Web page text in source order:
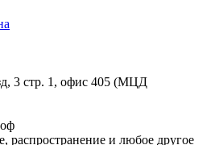
3 стр. 1, офис 405 (МЦД
распространение и любое другое